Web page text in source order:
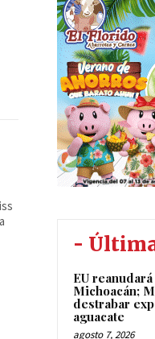
-
EU
Michoacán;
destrabar
aguacate
agosto 7, 2026